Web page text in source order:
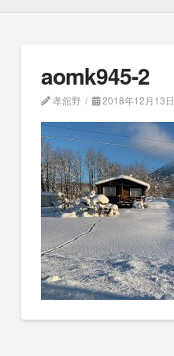
aomk945-2
孝舘野 2018年12月13日